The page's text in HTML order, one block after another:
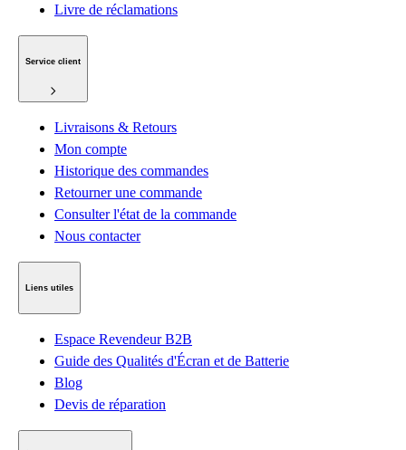
Livre de réclamations
Service client
Livraisons & Retours
Mon compte
Historique des commandes
Retourner une commande
Consulter l'état de la commande
Nous contacter
Liens utiles
Espace Revendeur B2B
Guide des Qualités d'Écran et de Batterie
Blog
Devis de réparation